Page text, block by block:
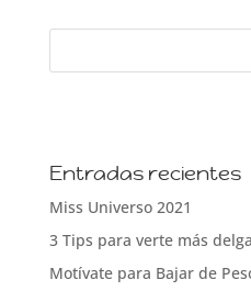
Entradas recientes
Miss Universo 2021
3 Tips para verte más
Motívate para Bajar de